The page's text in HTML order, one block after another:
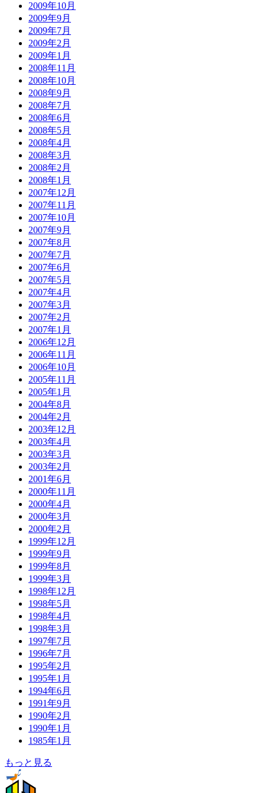
2009年10月
2009年9月
2009年7月
2009年2月
2009年1月
2008年11月
2008年10月
2008年9月
2008年7月
2008年6月
2008年5月
2008年4月
2008年3月
2008年2月
2008年1月
2007年12月
2007年11月
2007年10月
2007年9月
2007年8月
2007年7月
2007年6月
2007年5月
2007年4月
2007年3月
2007年2月
2007年1月
2006年12月
2006年11月
2006年10月
2005年11月
2005年1月
2004年8月
2004年2月
2003年12月
2003年4月
2003年3月
2003年2月
2001年6月
2000年11月
2000年4月
2000年3月
2000年2月
1999年12月
1999年9月
1999年8月
1999年3月
1998年12月
1998年5月
1998年4月
1998年3月
1997年7月
1996年7月
1995年2月
1995年1月
1994年6月
1991年9月
1990年2月
1990年1月
1985年1月
もっと見る